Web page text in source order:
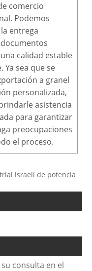
comercio
Podemos
entrega
calidad estable
Ya sea que se
a granel
personalizada,
asistencia
para garantizar
preocupaciones
el proceso.
israelí de potencia
consulta en el